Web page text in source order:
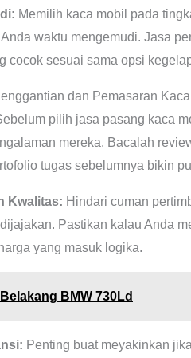
Memilih kaca mobil pada
waktu mengemudi. Jasa
cocok sesuai sama opsi
dan Pemasaran
pilih jasa pasang kaca
mereka. Bacalah
tugas sebelumnya bikin
Kwalitas: Hindari cuman
Pastikan kalau Anda
yang masuk logika.
BMW 730Ld
Penting buat meyakinkan